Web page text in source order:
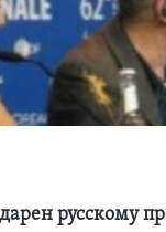
русскому